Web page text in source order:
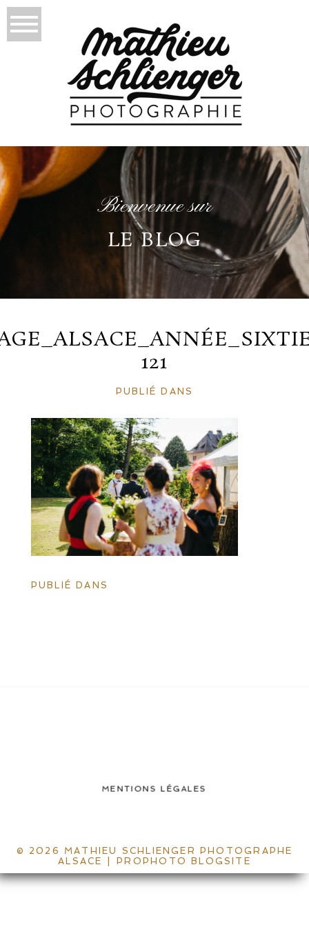
Bienvenue sur
LE BLOG
121
PUBLIÉ DANS
PUBLIÉ DANS
MENTIONS LÉGALES
© 2026 MATHIEU SCHLIENGER PHOTOGRAPHE
ALSACE
PROPHOTO BLOGSITE